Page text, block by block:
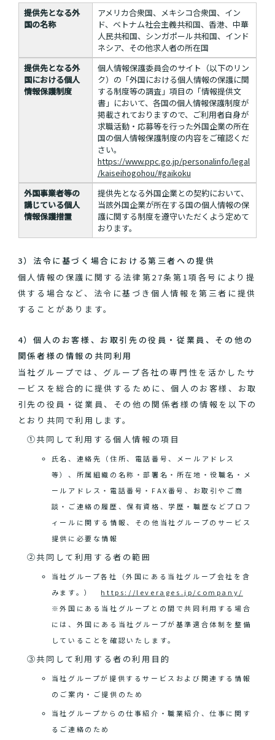
提供先となる外
国の名称
アメリカ合衆国、メキシコ合衆国、イン
ド、ベトナム社会主義共和国、香港、中華
人民共和国、シンガポール共和国、インド
ネシア、その他求人者の所在国
提供先となる外
国における個人
情報保護制度
個人情報保護委員会のサイト（以下のリン
ク）の「外国における個人情報の保護に関
する制度等の調査」項目の「情報提供文
書」において、各国の個人情報保護制度が
掲載されておりますので、ご利用者自身が
求職活動・応募等を行った外国企業の所在
国の個人情報保護制度の内容をご確認くだ
さい。
https://www.ppc.go.jp/personalinfo/legal
/kaiseihogohou/#gaikoku
外国事業者等の
講じている個人
情報保護措置
提供先となる外国企業との契約において、
当該外国企業が所在する国の個人情報の保
護に関する制度を遵守いただくよう定めて
おります。
3）法令に基づく場合における第三者への提供
個人情報の保護に関する法律第27条第1項各号により提
供する場合など、法令に基づき個人情報を第三者に提供
することがあります。
4）個人のお客様、お取引先の役員・従業員、その他の
関係者様の情報の共同利用
当社グループでは、グループ各社の専門性を活かしたサ
ービスを総合的に提供するために、個人のお客様、お取
引先の役員・従業員、その他の関係者様の情報を以下の
とおり共同で利用します。
①共同して利用する個人情報の項目
氏名、連絡先（住所、電話番号、メールアドレス
等）、所属組織の名称・部署名・所在地・役職名・メ
ールアドレス・電話番号・FAX番号、お取引やご商
談・ご連絡の履歴、保有資格、学歴・職歴などプロフ
ィールに関する情報、その他当社グループのサービス
提供に必要な情報
②共同して利用する者の範囲
当社グループ各社（外国にある当社グループ会社を含
みます。） https://leverages.jp/company/
※外国にある当社グループとの間で共同利用する場合
には、外国にある当社グループが基準適合体制を整備
していることを確認いたします。
③共同して利用する者の利用目的
当社グループが提供するサービスおよび関連する情報
のご案内・ご提供のため
当社グループからの仕事紹介・職業紹介、仕事に関す
るご連絡のため